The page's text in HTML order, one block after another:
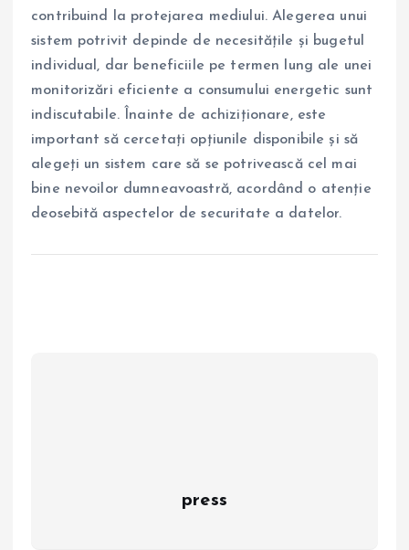
contribuind la protejarea mediului. Alegerea unui
sistem potrivit depinde de necesitățile și bugetul
individual, dar beneficiile pe termen lung ale unei
monitorizări eficiente a consumului energetic sunt
indiscutabile. Înainte de achiziționare, este
important să cercetați opțiunile disponibile și să
alegeți un sistem care să se potrivească cel mai
bine nevoilor dumneavoastră, acordând o atenție
deosebită aspectelor de securitate a datelor.
press